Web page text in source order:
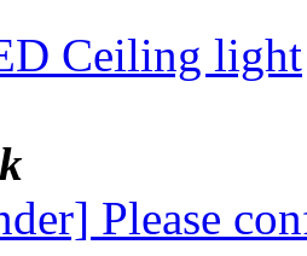
Ceiling light
Please